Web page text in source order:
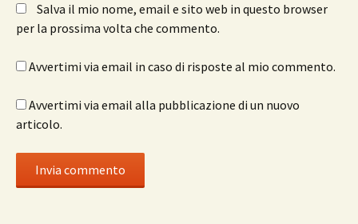
Salva il mio nome, email e sito web in questo browser
per la prossima volta che commento.
Avvertimi via email in caso di risposte al mio commento.
Avvertimi via email alla pubblicazione di un nuovo
articolo.